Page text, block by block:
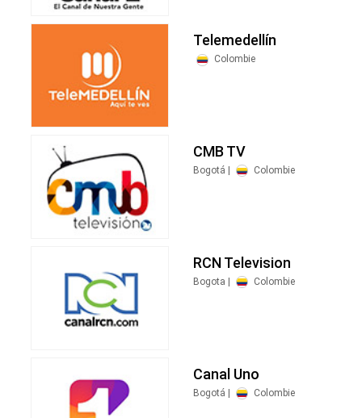
Telemedellín
Colombie
CMB TV
Bogotá | Colombie
RCN Television
Bogota | Colombie
Canal Uno
Bogotá | Colombie